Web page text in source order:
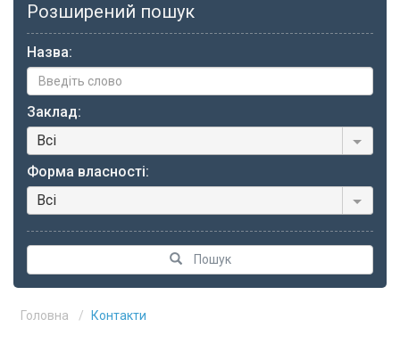
Розширений пошук
Назва:
Заклад:
Всi
Форма власності:
Всi
Пошук
Головна Контакти